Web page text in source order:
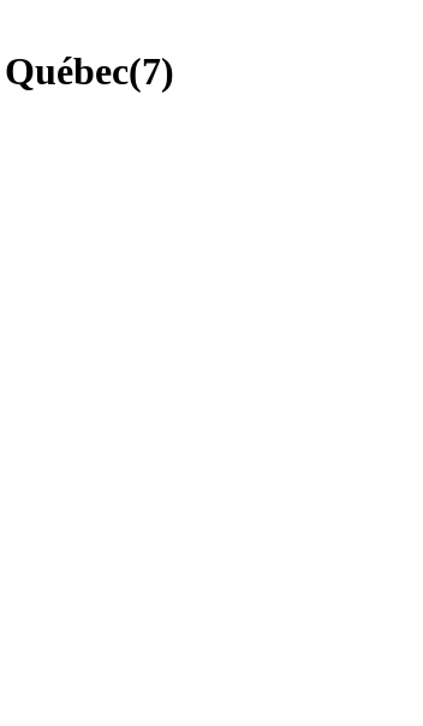
(7)